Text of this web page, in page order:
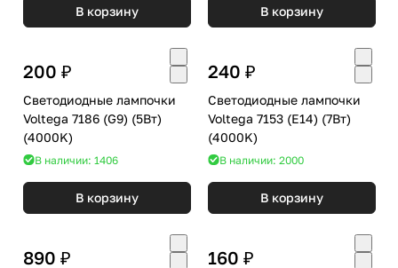
В корзину В корзину
200 ₽
Светодиодные лампочки
Voltega 7186 (G9) (5Вт)
(4000K)
В наличии: 1406
В корзину
240 ₽
Светодиодные лампочки
Voltega 7153 (E14) (7Вт)
(4000K)
В наличии: 2000
В корзину
890 ₽ 160 ₽